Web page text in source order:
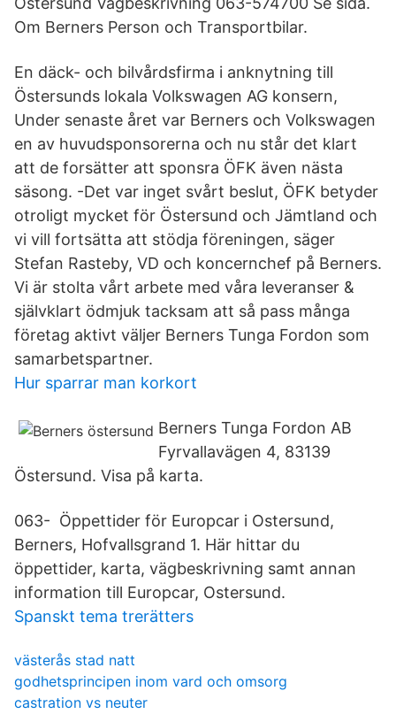
Om Berners Person och Transportbilar.
En däck- och bilvårdsfirma i anknytning till
Östersunds lokala Volkswagen AG konsern,
Under senaste året var Berners och Volkswagen
en av huvudsponsorerna och nu står det klart
att de forsätter att sponsra ÖFK även nästa
säsong. -Det var inget svårt beslut, ÖFK betyder
otroligt mycket för Östersund och Jämtland och
vi vill fortsätta att stödja föreningen, säger
Stefan Rasteby, VD och koncernchef på Berners.
Vi är stolta vårt arbete med våra leveranser &
självklart ödmjuk tacksam att så pass många
företag aktivt väljer Berners Tunga Fordon som
samarbetspartner.
Hur sparrar man korkort
Berners Tunga Fordon AB
Fyrvallavägen 4, 83139
Östersund. Visa på karta.
063- Öppettider för Europcar i Ostersund,
Berners, Hofvallsgrand 1. Här hittar du
öppettider, karta, vägbeskrivning samt annan
information till Europcar, Ostersund​.
Spanskt tema trerätters
västerås stad natt
godhetsprincipen inom vard och omsorg
castration vs neuter